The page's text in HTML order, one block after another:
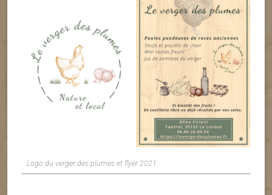
Logo du verger des plumes et flyer 2021